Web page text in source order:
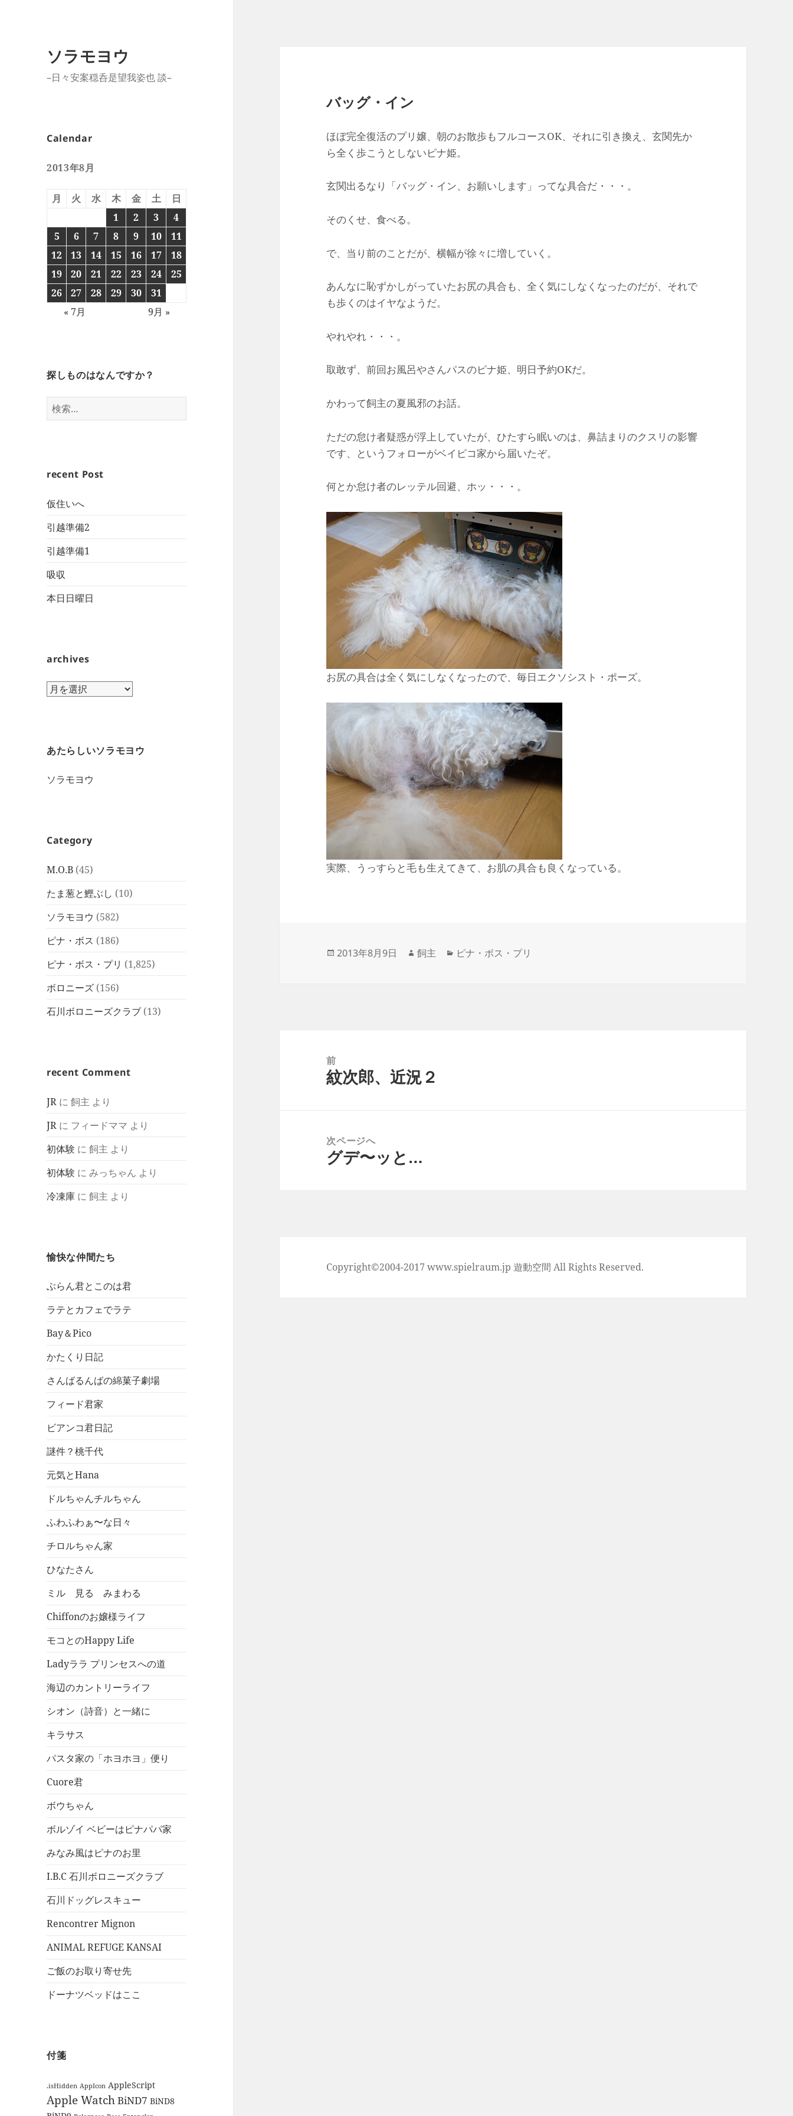
ソラモヨウ
–日々安案穏呑是望我姿也 談–
Calendar
2013年8月
月 火 水 木 金 土
日
1
2 3
4
5
6 7 8 9 10
11
12
13 14 15 16 17
18
19
20 21 22 23 24
25
26
27 28 29 30
31
« 7月
9月 »
探しものはなんですか？
検
索:
recent Post
仮住いへ
引越準備2
引越準備1
吸収
本日日曜日
archives
archives
あたらしいソラモヨウ
ソラモヨウ
Category
M.O.B (45)
たま葱と鰹ぶし (10)
ソラモヨウ (582)
ピナ・ボス (186)
ピナ・ボス・プリ (1,825)
ボロニーズ (156)
石川ボロニーズクラブ (13)
recent Comment
JR に飼主 より
JR に フィードママ より
初体験 に飼主 より
初体験 にみっちゃん より
冷凍庫 に飼主 より
愉快な仲間たち
ぶらん君とこのは君
ラテとカフェでラテ
Bay＆Pico
かたくり日記
さんばるんばの綿菓子劇場
フィード君家
ビアンコ君日記
謎件？桃千代
元気とHana
ドルちゃんチルちゃん
ふわふわぁ〜な日々
チロルちゃん家
ひなたさん
ミル 見る みまわる
Chiffonのお嬢様ライフ
モコとのHappy Life
Ladyララ プリンセスへの道
海辺のカントリーライフ
シオン（詩音）と一緒に
キラサス
パスタ家の「ホヨホヨ」便り
Cuore君
ボウちゃん
ボルゾイ ベビーはピナパパ家
みなみ風はピナのお里
I.B.C 石川ボロニーズクラブ
石川ドッグレスキュー
Rencontrer Mignon
ANIMAL REFUGE KANSAI
ご飯のお取り寄せ先
ドーナツベッドはここ
付箋
.isHidden AppIcon AppleScript
Apple Watch BiND7 BiND8
バッグ・イン
ほぼ完全復活のプリ嬢、朝のお散歩もフルコースOK、それに引き換え、玄関先か
ら全く歩こうとしないピナ姫。
玄関出るなり「バッグ・イン、お願いします」ってな具合だ・・・。
そのくせ、食べる。
で、当り前のことだが、横幅が徐々に増していく。
あんなに恥ずかしがっていたお尻の具合も、全く気にしなくなったのだが、それで
も歩くのはイヤなようだ。
やれやれ・・・。
取敢ず、前回お風呂やさんパスのピナ姫、明日予約OKだ。
かわって飼主の夏風邪のお話。
ただの怠け者疑惑が浮上していたが、ひたすら眠いのは、鼻詰まりのクスリの影響
です、というフォローがベイピコ家から届いたぞ。
何とか怠け者のレッテル回避、ホッ・・・。
お尻の具合は全く気にしなくなったので、毎日エクソシスト・ポーズ。
実際、うっすらと毛も生えてきて、お肌の具合も良くなっている。
投
2013年8月9日
作
飼主
カ
ピナ・ボス・プリ
前
前
紋次郎、近況２
次ページへ
次
グデ〜ッと…
Copyright©2004-2017 www.spielraum.jp 遊動空間 All Rights Reserved.